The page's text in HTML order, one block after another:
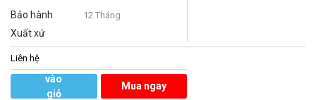
Bảo hành 12 Tháng
Xuất xứ
Liên hệ
vào
giỏ
Mua ngay